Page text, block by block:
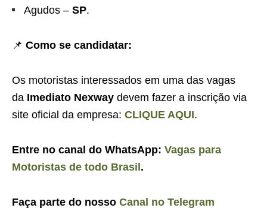
Agudos – SP.
📌 Como se candidatar:
Os motoristas interessados em uma das vagas
da Imediato Nexway devem fazer a inscrição via
site oficial da empresa: CLIQUE AQUI.
Entre no canal do WhatsApp: Vagas para
Motoristas de todo Brasil.
Faça parte do nosso Canal no Telegram